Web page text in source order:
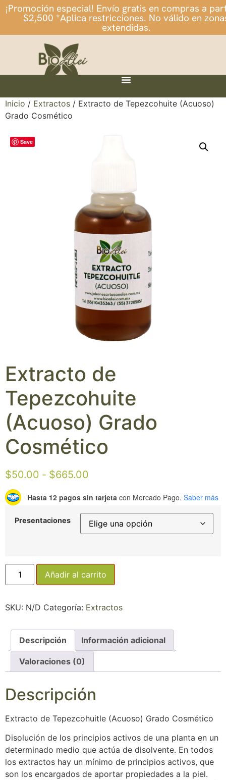
¡Promoción especial! Envío gratis en compras a
$2,500 *Aplica restricciones. No válido en
extendidas.
Inicio / Extractos / Extracto de Tepezcohuite (Acuoso)
Grado Cosmético
Save
Extracto de
Tepezcohuite
(Acuoso) Grado
Cosmético
$50.00 - $665.00
Hasta 12 pagos sin tarjeta con Mercado Pago. Saber más
Presentaciones
Añadir al carrito
SKU: N/D Categoría: Extractos
Descripción Información adicional
Valoraciones (0)
Descripción
Extracto de Tepezcohuitle (Acuoso) Grado Cosmético
Disolución de los principios activos de una planta en un
determinado medio que actúa de disolvente. En todos
los extractos hay un mínimo de principios activos, que
son los encargados de aportar propiedades a la piel.